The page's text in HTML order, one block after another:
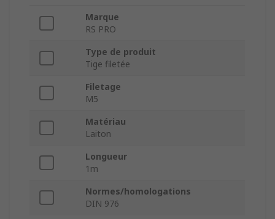
Marque
RS PRO
Type de produit
Tige filetée
Filetage
M5
Matériau
Laiton
Longueur
1m
Normes/homologations
DIN 976